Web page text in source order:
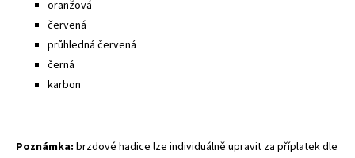
oranžová
červená
průhledná červená
černá
karbon
Poznámka: brzdové hadice lze individuálně upravit za příplatek dle